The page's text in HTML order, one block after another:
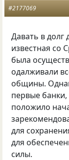
#2177069
Давать в
известная со
была
одалживали
общины.
первые
положило
для
для
силы.